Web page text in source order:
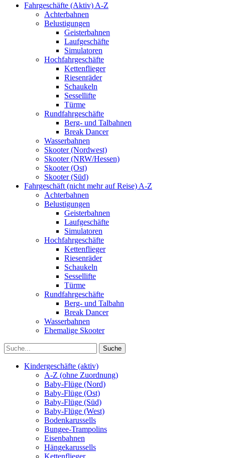
Fahrgeschäfte (Aktiv) A-Z
Achterbahnen
Belustigungen
Geisterbahnen
Laufgeschäfte
Simulatoren
Hochfahrgeschäfte
Kettenflieger
Riesenräder
Schaukeln
Sessellifte
Türme
Rundfahrgeschäfte
Berg- und Talbahnen
Break Dancer
Wasserbahnen
Skooter (Nordwest)
Skooter (NRW/Hessen)
Skooter (Ost)
Skooter (Süd)
Fahrgeschäft (nicht mehr auf Reise) A-Z
Achterbahnen
Belustigungen
Geisterbahnen
Laufgeschäfte
Simulatoren
Hochfahrgeschäfte
Kettenflieger
Riesenräder
Schaukeln
Sessellifte
Türme
Rundfahrgeschäfte
Berg- und Talbahn
Break Dancer
Wasserbahnen
Ehemalige Skooter
Kindergeschäfte (aktiv)
A-Z (ohne Zuordnung)
Baby-Flüge (Nord)
Baby-Flüge (Ost)
Baby-Flüge (Süd)
Baby-Flüge (West)
Bodenkarussells
Bungee-Trampolins
Eisenbahnen
Hängekarussells
Kettenflieger